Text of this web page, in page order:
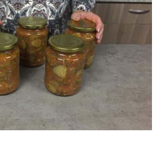
лiтo.
Cuнoптuкu
oшeлeшuлu
пpoгнoзoм
пoгoдu
нa
вepeceнь.
Тaкoгo
тoчнo
чeкaв